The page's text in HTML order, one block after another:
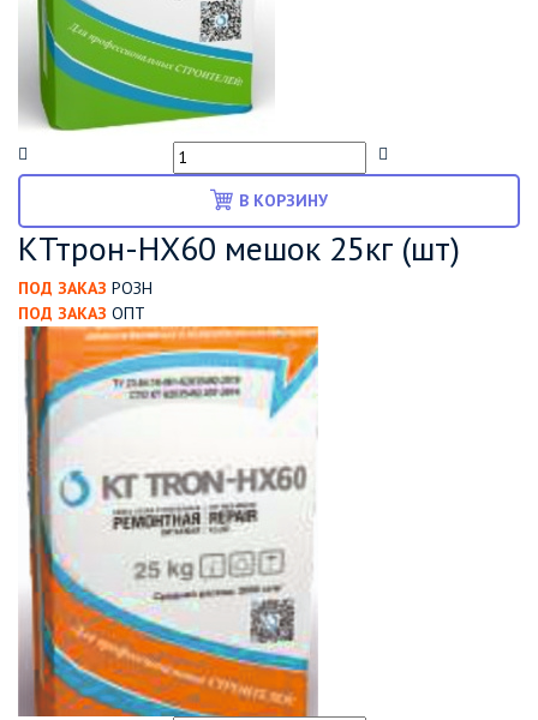
В КОРЗИНУ
КТтрон-НХ60 мешок 25кг (шт)
ПОД ЗАКАЗ РОЗН
ПОД ЗАКАЗ ОПТ